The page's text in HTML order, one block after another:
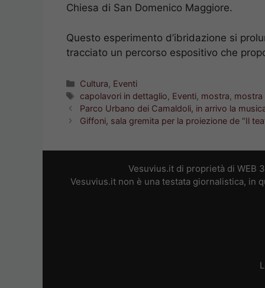
Chiesa di San Domenico Maggiore.
Questo esperimento d’ibridazione si
tracciato un percorso espositivo che
Categorie
Cultura, Eventi
Tag
capolavori in dettaglio, Eventi, mostra, mostra
Parco Urbano dei Camaldoli, in arrivo la
Giffoni, sala gremita per la proiezione de “Il
Vesuvius.it di proprietà di WEB
Vesuvius.it non è una testata giornalistica, in